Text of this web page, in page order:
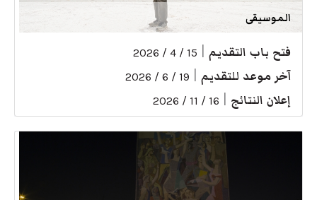
الموسيقى
فتح باب التقديم 15 / 4 / 2026
آخر موعد للتقديم 19 / 6 / 2026
إعلان النتائج 16 / 11 / 2026